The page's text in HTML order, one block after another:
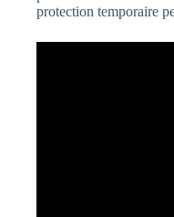
protection temporaire